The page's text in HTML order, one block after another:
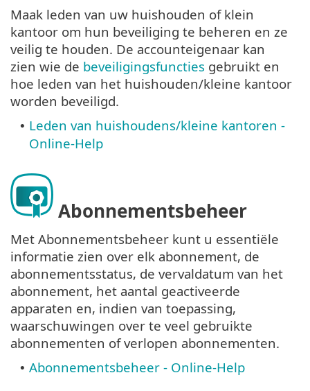
Maak leden van uw huishouden of klein
kantoor om hun beveiliging te beheren en ze
veilig te houden. De accounteigenaar kan
zien wie de beveiligingsfuncties gebruikt en
hoe leden van het huishouden/kleine kantoor
worden beveiligd.
• Leden van huishoudens/kleine kantoren -
Online-Help
Abonnementsbeheer
Met Abonnementsbeheer kunt u essentiële
informatie zien over elk abonnement, de
abonnementsstatus, de vervaldatum van het
abonnement, het aantal geactiveerde
apparaten en, indien van toepassing,
waarschuwingen over te veel gebruikte
abonnementen of verlopen abonnementen.
• Abonnementsbeheer - Online-Help